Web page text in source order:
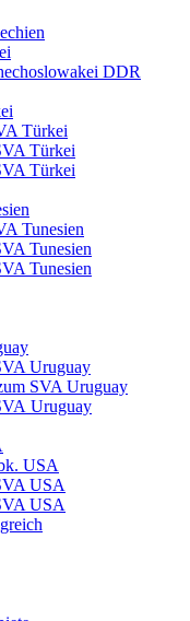
DDR
Türkei
Türkei
Türkei
Tunesien
Tunesien
Tunesien
Uruguay
SVA Uruguay
Uruguay
USA
USA
USA